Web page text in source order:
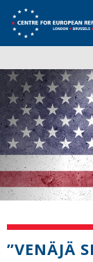
”VENÄJÄ